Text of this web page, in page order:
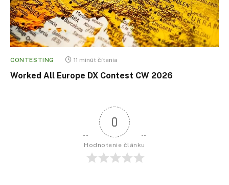
CONTESTING 11 minút čítania
Worked All Europe DX Contest CW 2026
0
Hodnotenie článku